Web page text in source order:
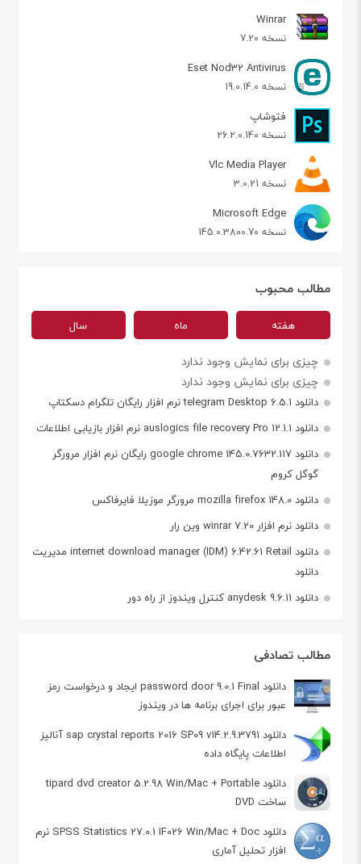
Winrar
نسخه 7.20
Eset Nod32 Antivirus
نسخه 19.0.14.0
فتوشاپ
نسخه 26.2.0.140
Vlc Media Player
نسخه 3.0.21
Microsoft Edge
نسخه 145.0.3800.70
مطالب محبوب
هفته ماه سال
چیزی برای نمایش وجود ندارد
چیزی برای نمایش وجود ندارد
دانلود telegram Desktop 6.5.1 نرم افزار رایگان تلگرام دسکتاپ
دانلود auslogics file recovery Pro 12.1.1 نرم افزار بازیابی اطلاعات
دانلود google chrome 145.0.7632.117 رایگان نرم افزار مرورگر
گوگل کروم
دانلود mozilla firefox 148.0 مرورگر موزیلا فایرفاکس
دانلود نرم افزار winrar 7.20 وین رار
دانلود internet download manager (IDM) 6.42.61 Retail مدیریت
دانلود
دانلود anydesk 9.6.11 کنترل ویندوز از راه دور
مطالب تصادفی
دانلود password door 9.0.1 Final ایجاد و درخواست رمز
عبور برای اجرای برنامه ها در ویندوز
دانلود sap crystal reports 2016 SP09 v14.2.9.3791 آنالیز
اطلاعات پایگاه داده
دانلود tipard dvd creator 5.2.98 Win/Mac + Portable
ساخت DVD
دانلود SPSS Statistics 27.0.1 IF026 Win/Mac + Doc نرم
افزار تحلیل آماری